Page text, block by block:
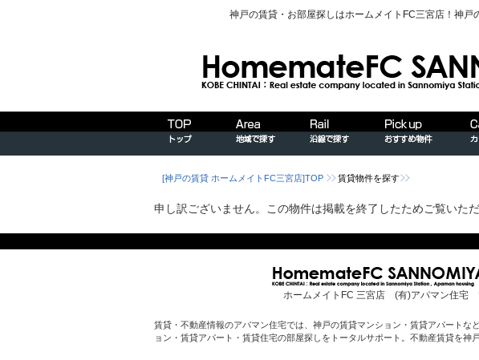
神戸の賃貸・お部屋探しはホームメイトFC三宮店！神戸
[神戸の賃貸 ホームメイトFC三宮店]TOP 賃貸物件を探す
申し訳ございません。この物件は掲載を終了したためご覧いただ
ホームメイトFC 三宮店 (有)アパマン住宅
賃貸・不動産情報のアパマン住宅では、神戸の賃貸マンション・賃貸アパート
ョン・賃貸アパート・賃貸住宅の部屋探しをトータルサポート。不動産賃貸を神